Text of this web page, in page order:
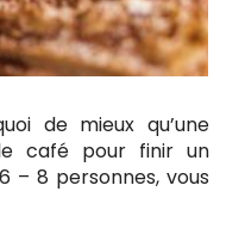
de mieux qu’une
café pour finir un
– 8 personnes, vous